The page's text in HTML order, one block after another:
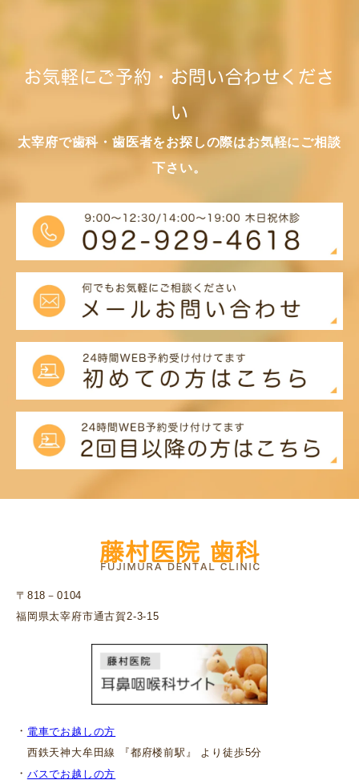
お気軽にご予約・お問い合わせくださ
い
太宰府で歯科・歯医者をお探しの際はお気軽にご相談
下さい。
〒818－0104
福岡県太宰府市通古賀2-3-15
・ 電車でお越しの方
西鉄天神大牟田線 『都府楼前駅』 より徒歩5分
・ バスでお越しの方